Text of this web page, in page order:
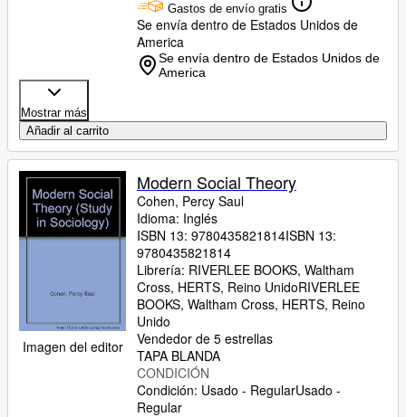
Gastos de envío gratis
Se envía dentro de Estados Unidos de
America
Se envía dentro de Estados Unidos de
America
Mostrar más
Añadir al carrito
Imagen del editor
Modern Social Theory
Cohen, Percy Saul
Idioma: Inglés
ISBN 13: 9780435821814ISBN 13:
9780435821814
Librería: RIVERLEE BOOKS, Waltham
Cross, HERTS, Reino UnidoRIVERLEE
BOOKS, Waltham Cross, HERTS, Reino
Unido
Vendedor de 5 estrellas
TAPA BLANDA
CONDICIÓN
Condición: Usado - RegularUsado -
Regular